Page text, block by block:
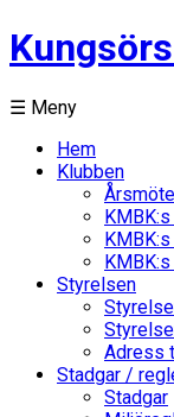
☰ Meny
Hem
Klubben
Styrelsen
Adress
Stadgar /
Stadgar